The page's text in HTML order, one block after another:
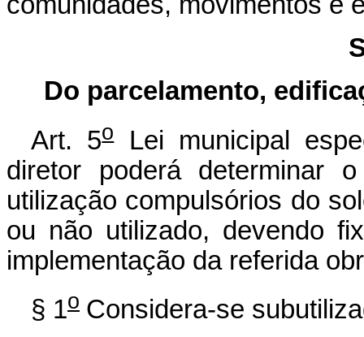
Do parcelamento,
Art. 5oLei municipal
diretor poderá determinar
utilização compulsórios do
ou não utilizado, devendo
implementação da referida
§ 1o Considera-se